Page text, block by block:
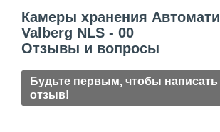
Камеры хранения
Valberg NLS - 00
Отзывы и вопросы
Будьте первым, чтобы написать
отзыв!